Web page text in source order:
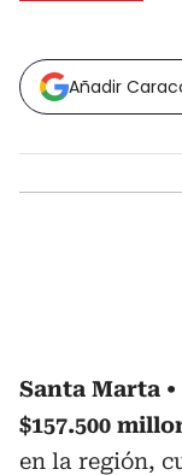
Añadir
Santa Marta
$157.500
en la región,